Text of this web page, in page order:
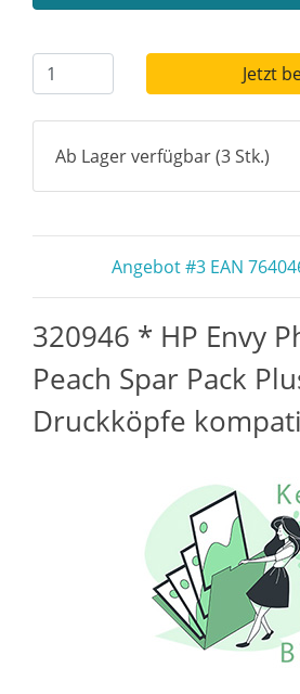
Jetzt
Ab Lager verfügbar (3 Stk.)
Angebot #3 EAN
320946 * HP Envy
Peach Spar Pack
Druckköpfe